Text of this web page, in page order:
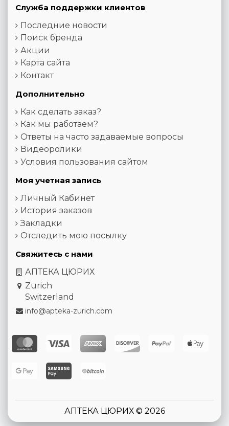
Служба поддержки клиентов
Последние новости
Поиск бренда
Акции
Карта сайта
Контакт
Дополнительно
Как сделать заказ?
Как мы работаем?
Ответы на часто задаваемые вопросы
Видеоролики
Условия пользования сайтом
Моя учетная запись
Личный Кабинет
История заказов
Закладки
Отследить мою посылку
Свяжитесь с нами
АПТЕКА ЦЮРИХ
Zurich
Switzerland
info@apteka-zurich.com
АПТЕКА ЦЮРИХ © 2026